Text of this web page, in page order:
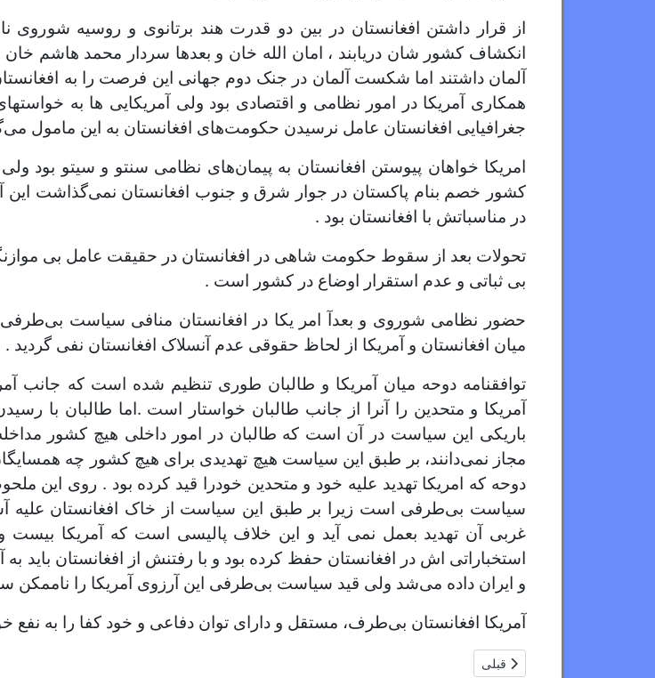
از قرار داشتن افغانستان در بین دو قدرت هند برتانوی و روسیه شوروی
انکشاف کشور شان دریابند ، امان الله خان و بعدها سردار محمد هاشم
آلمان داشتند اما شکست آلمان در جنک دوم جهانی این فرصت را به
همکاری آمریکا در امور نظامی و اقتصادی بود ولی آمریکایی ها به
جغرافیایی افغانستان عامل نرسیدن حکومت‌های افغانستان به این مامول
امریکا خواهان پیوستن افغانستان به پیمان‌های نظامی سنتو و سیتو بود
کشور خصم بنام پاکستان در جوار شرق و جنوب افغانستان نمی‌گذاشت این
در مناسباتش با افغانستان بود .
تحولات بعد از سقوط حکومت شاهی در افغانستان در حقیقت عامل بی
بی ثباتی و عدم استقرار اوضاع در کشور است .
حضور نظامی شوروی و بعدآ امر یکا در افغانستان منافی سیاست بی‌طرفی
میان افغانستان و آمریکا از لحاظ حقوقی عدم آنسلاک افغانستان نفی گردید .
توافقنامه دوحه میان آمریکا و طالبان طوری تنظیم شده است که جانب
آمریکا و متحدین را آنرا از جانب طالبان خواستار است .اما طالبان با
باریکی این سیاست در آن است که طالبان در امور داخلی هیچ کشور
مجاز نمی‌دانند، بر طبق این سیاست هیچ تهدیدی برای هیچ کشور چه
دوحه که امریکا تهدید علیه خود و متحدین خودرا قید کرده بود . روی این
سیاست بی‌طرفی است زیرا بر طبق این سیاست از خاک افغانستان علیه
غربی آن تهدید بعمل نمی آید و این خلاف پالیسی است که آمریکا
استخباراتی اش در افغانستان حفظ کرده بود و با رفتنش از افغانستان باید
و ایران داده می‌شد ولی قید سیاست بی‌طرفی این آرزوی آمریکا را ناممکن
آمریکا افغانستان بی‌طرف، مستقل و دارای توان دفاعی و خود کفا را به نفع
مطلب قبلی: در دموکراسی آتش و خون آمریکا چه می گذرد؟/محمد ولی
قبلی